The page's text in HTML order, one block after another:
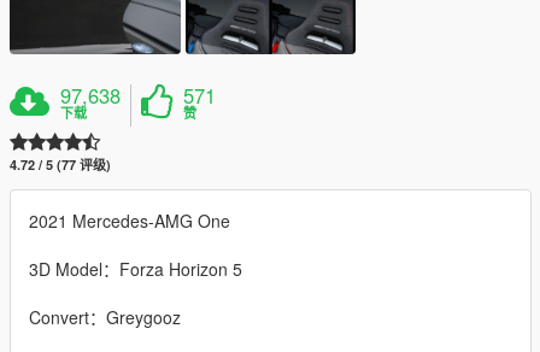
97,638
下载
571
赞
4.72 / 5 (77 评级)
2021 Mercedes-AMG One
3D Model：Forza Horizon 5
Convert：Greygooz